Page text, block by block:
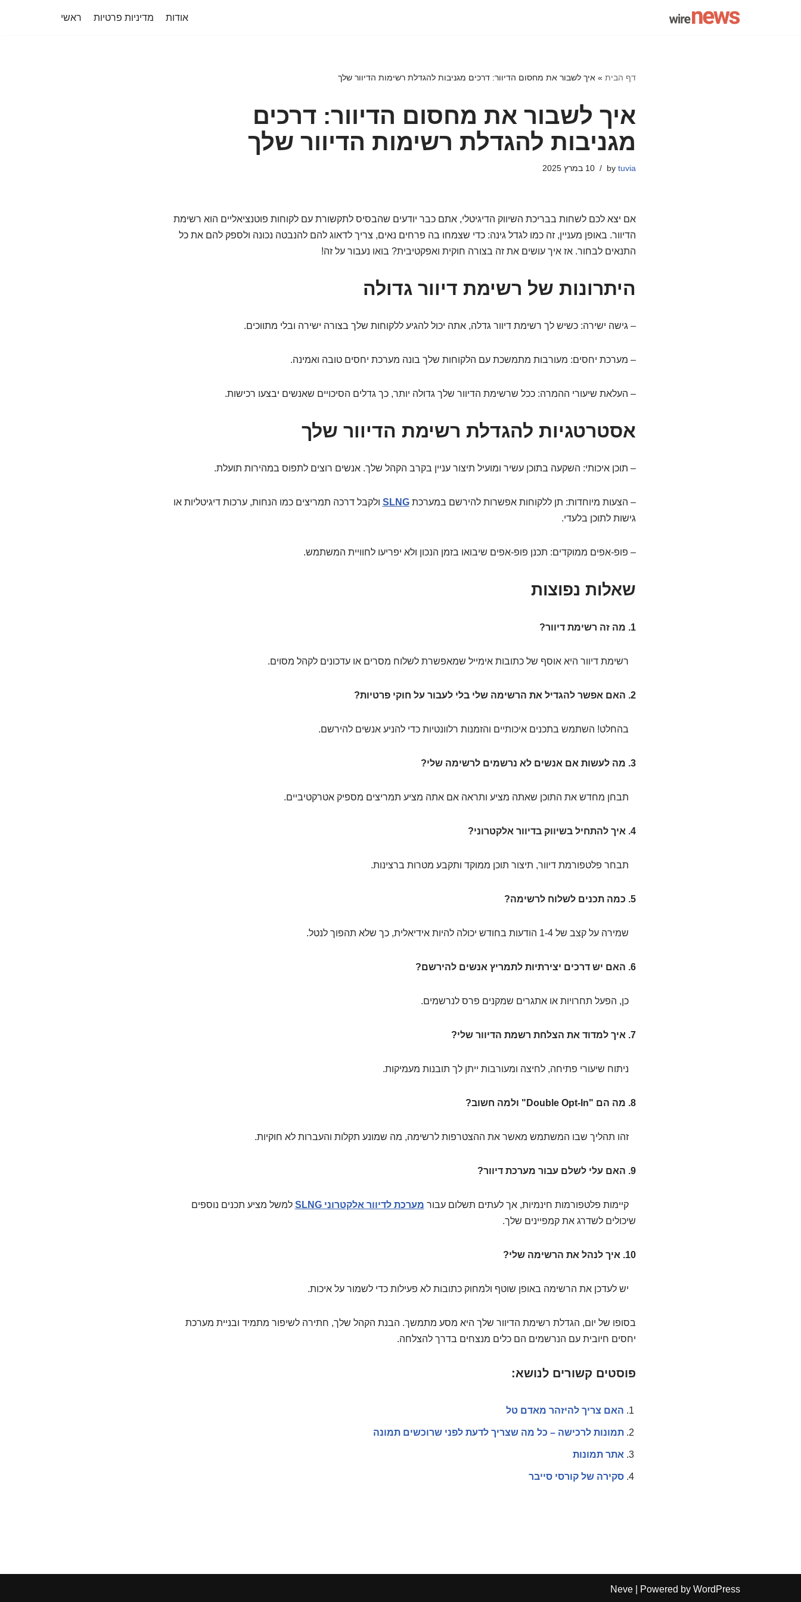
אודות מדיניות פרטיות ראשי
דף הבית » איך לשבור את מחסום הדיוור: דרכים מגניבות להגדלת רשימות הדיוור שלך
איך לשבור את מחסום הדיוור: דרכים
מגניבות להגדלת רשימות הדיוור שלך
by tuvia 10 במרץ 2025
אם יצא לכם לשחות בבריכת השיווק הדיגיטלי, אתם כבר יודעים שהבסיס לתקשורת עם לקוחות פוטנציאליים הוא רשימת
הדיוור. באופן מעניין, זה כמו לגדל גינה: כדי שצמחו בה פרחים נאים, צריך לדאוג להם להנבטה נכונה ולספק להם את כל
התנאים לבחור. אז איך עושים את זה בצורה חוקית ואפקטיבית? בואו נעבור על זה!
היתרונות של רשימת דיוור גדולה
– גישה ישירה: כשיש לך רשימת דיוור גדלה, אתה יכול להגיע ללקוחות שלך בצורה ישירה ובלי מתווכים.
– מערכת יחסים: מעורבות מתמשכת עם הלקוחות שלך בונה מערכת יחסים טובה ואמינה.
– העלאת שיעורי ההמרה: ככל שרשימת הדיוור שלך גדולה יותר, כך גדלים הסיכויים שאנשים יבצעו רכישות.
אסטרטגיות להגדלת רשימת הדיוור שלך
– תוכן איכותי: השקעה בתוכן עשיר ומועיל תיצור עניין בקרב הקהל שלך. אנשים רוצים לתפוס במהירות תועלת.
– הצעות מיוחדות: תן ללקוחות אפשרות להירשם במערכתSLNG ולקבל דרכה תמריצים כמו הנחות, ערכות דיגיטליות או
גישות לתוכן בלעדי.
– פופ-אפים ממוקדים: תכנן פופ-אפים שיבואו בזמן הנכון ולא יפריעו לחוויית המשתמש.
שאלות נפוצות
1. מה זה רשימת דיוור?
רשימת דיוור היא אוסף של כתובות אימייל שמאפשרת לשלוח מסרים או עדכונים לקהל מסוים.
2. האם אפשר להגדיל את הרשימה שלי בלי לעבור על חוקי פרטיות?
בהחלט! השתמש בתכנים איכותיים והזמנות רלוונטיות כדי להניע אנשים להירשם.
3. מה לעשות אם אנשים לא נרשמים לרשימה שלי?
תבחן מחדש את התוכן שאתה מציע ותראה אם אתה מציע תמריצים מספיק אטרקטיביים.
4. איך להתחיל בשיווק בדיוור אלקטרוני?
תבחר פלטפורמת דיוור, תיצור תוכן ממוקד ותקבע מטרות ברצינות.
5. כמה תכנים לשלוח לרשימה?
שמירה על קצב של 1-4 הודעות בחודש יכולה להיות אידיאלית, כך שלא תהפוך לנטל.
6. האם יש דרכים יצירתיות לתמריץ אנשים להירשם?
כן, הפעל תחרויות או אתגרים שמקנים פרס לנרשמים.
7. איך למדוד את הצלחת רשמת הדיוור שלי?
ניתוח שיעורי פתיחה, לחיצה ומעורבות ייתן לך תובנות מעמיקות.
8. מה הם "Double Opt-In" ולמה חשוב?
זהו תהליך שבו המשתמש מאשר את ההצטרפות לרשימה, מה שמונע תקלות והעברות לא חוקיות.
9. האם עלי לשלם עבור מערכת דיוור?
קיימות פלטפורמות חינמיות, אך לעתים תשלום עבור מערכת לדיוור אלקטרוני SLNG
למשל מציע תכנים נוספים
שיכולים לשדרג את קמפיינים שלך.
10. איך לנהל את הרשימה שלי?
יש לעדכן את הרשימה באופן שוטף ולמחוק כתובות לא פעילות כדי לשמור על איכות.
בסופו של יום, הגדלת רשימת הדיוור שלך היא מסע מתמשך. הבנת הקהל שלך, חתירה לשיפור מתמיד ובניית מערכת
יחסים חיובית עם הנרשמים הם כלים מנצחים בדרך להצלחה.
פוסטים קשורים לנושא:
האם צריך להיזהר מאדם טל
תמונות לרכישה – כל מה שצריך לדעת לפני שרוכשים תמונה
אתר תמונות
סקירה של קורסי סייבר
Neve | Powered by WordPress